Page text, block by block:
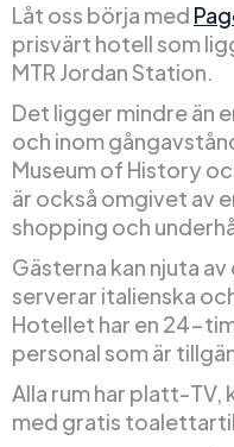
Låt oss börja med
prisvärt hotell som
MTR Jordan Station.
Det ligger mindre än
och inom
Museum of History
är också omgivet av
shopping och
Gästerna kan njuta
serverar italienska
Hotellet har en 24-
personal som är
Alla rum har platt-
med gratis